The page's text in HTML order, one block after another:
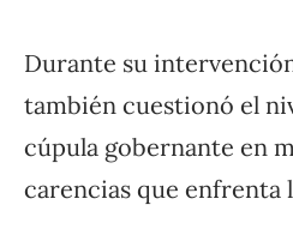
Durante su
también cuestionó el
cúpula gobernante en
carencias que enfrenta